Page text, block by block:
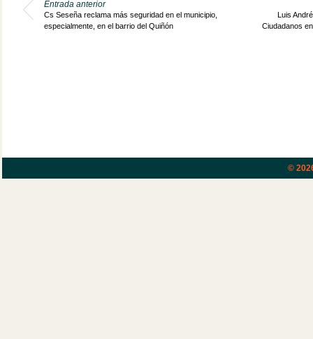
Entrada anterior
Cs Seseña reclama más seguridad en el municipio,
especialmente, en el barrio del Quiñón
Luis
Ciudadanos
©